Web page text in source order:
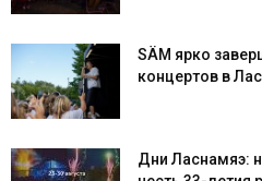
SÄM ярко
концертов в
Дни Ласнамяэ: